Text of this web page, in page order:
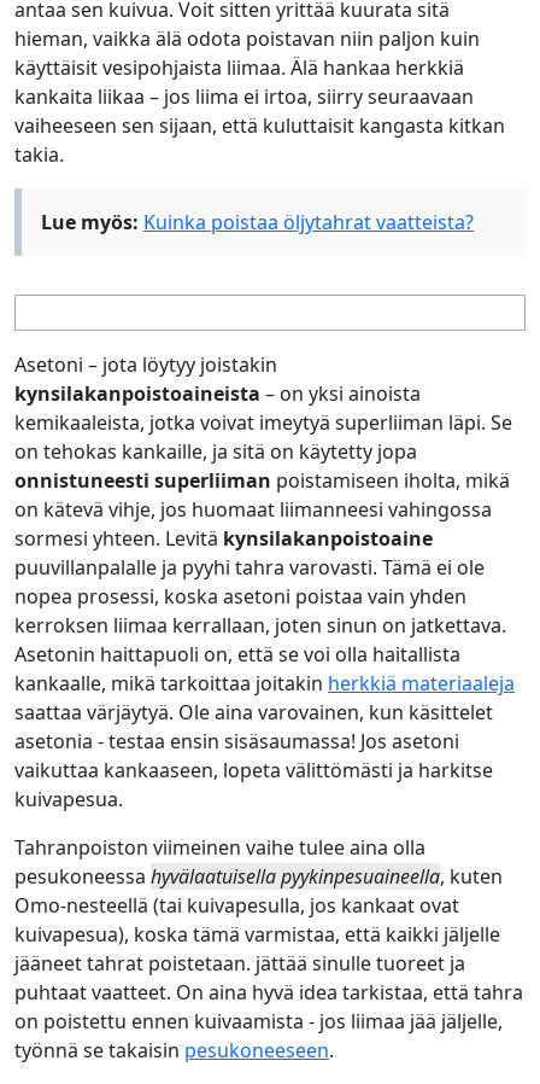
antaa sen kuivua. Voit sitten yrittää kuurata sitä
hieman, vaikka älä odota poistavan niin paljon kuin
käyttäisit vesipohjaista liimaa. Älä hankaa herkkiä
kankaita liikaa – jos liima ei irtoa, siirry seuraavaan
vaiheeseen sen sijaan, että kuluttaisit kangasta kitkan
takia.
Lue myös: Kuinka poistaa öljytahrat vaatteista?
Asetoni – jota löytyy joistakin
kynsilakanpoistoaineista – on yksi ainoista
kemikaaleista, jotka voivat imeytyä superliiman läpi. Se
on tehokas kankaille, ja sitä on käytetty jopa
onnistuneesti superliiman poistamiseen iholta, mikä
on kätevä vihje, jos huomaat liimanneesi vahingossa
sormesi yhteen. Levitä kynsilakanpoistoaine
puuvillanpalalle ja pyyhi tahra varovasti. Tämä ei ole
nopea prosessi, koska asetoni poistaa vain yhden
kerroksen liimaa kerrallaan, joten sinun on jatkettava.
Asetonin haittapuoli on, että se voi olla haitallista
kankaalle, mikä tarkoittaa joitakin herkkiä materiaaleja
saattaa värjäytyä. Ole aina varovainen, kun käsittelet
asetonia - testaa ensin sisäsaumassa! Jos asetoni
vaikuttaa kankaaseen, lopeta välittömästi ja harkitse
kuivapesua.
Tahranpoiston viimeinen vaihe tulee aina olla
pesukoneessa hyvälaatuisella pyykinpesuaineella, kuten
Omo-nesteellä (tai kuivapesulla, jos kankaat ovat
kuivapesua), koska tämä varmistaa, että kaikki jäljelle
jääneet tahrat poistetaan. jättää sinulle tuoreet ja
puhtaat vaatteet. On aina hyvä idea tarkistaa, että tahra
on poistettu ennen kuivaamista - jos liimaa jää jäljelle,
työnnä se takaisin pesukoneeseen.